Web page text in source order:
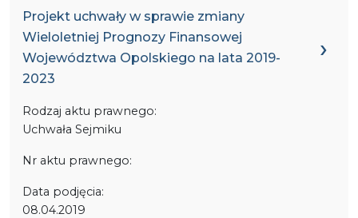
Projekt uchwały w sprawie zmiany
Wieloletniej Prognozy Finansowej
Województwa Opolskiego na lata 2019-
2023
Rodzaj aktu prawnego:
Uchwała Sejmiku
Nr aktu prawnego:
Data podjęcia:
08.04.2019